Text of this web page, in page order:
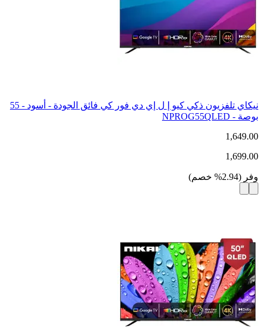
نيكاي تلفزيون ذكي كيو إ ل إي دي فور كي فائق الجودة - أسود - 55
بوصة - NPROG55QLED
1,649.00
1,699.00
وفر (
2.94
% خصم)